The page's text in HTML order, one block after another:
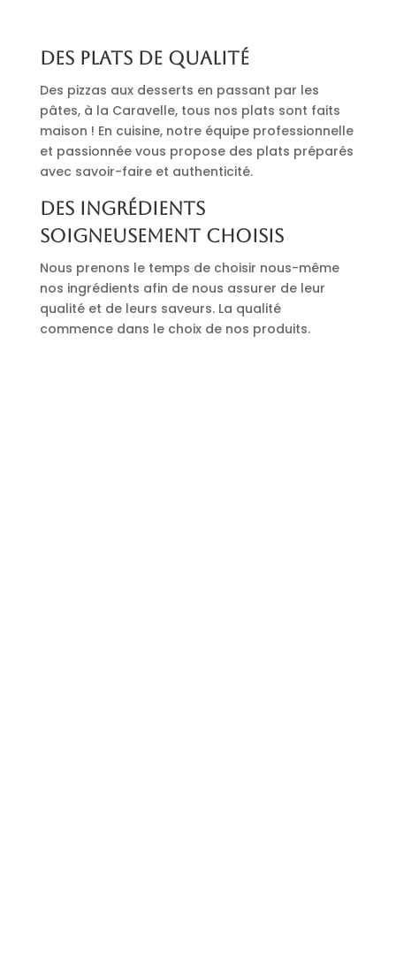
Des plats de qualité
Des pizzas aux desserts en passant par les
pâtes, à la Caravelle, tous nos plats sont faits
maison ! En cuisine, notre équipe professionnelle
et passionnée vous propose des plats préparés
avec savoir-faire et authenticité.
Des ingrédients
soigneusement choisis
Nous prenons le temps de choisir nous-même
nos ingrédients afin de nous assurer de leur
qualité et de leurs saveurs. La qualité
commence dans le choix de nos produits.